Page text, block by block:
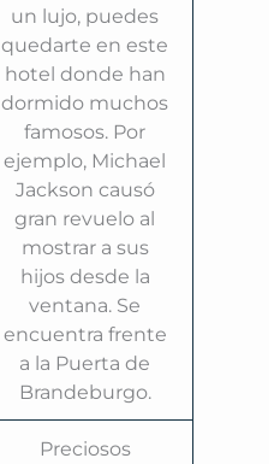
un lujo, puedes
quedarte en este
hotel donde han
dormido muchos
famosos. Por
ejemplo, Michael
Jackson causó
gran revuelo al
mostrar a sus
hijos desde la
ventana. Se
encuentra frente
a la Puerta de
Brandeburgo.
Preciosos